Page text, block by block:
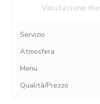
Valutazione
Servizio
Atmosfera
Menu
Qualità/Prezzo